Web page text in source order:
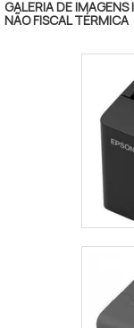
impressoras
Impressoras
GALERIA DE IMAGENS
NÃO FISCAL TÉRMICA